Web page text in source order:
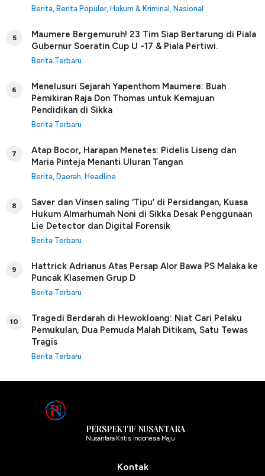
Berita, Berita Populer, Hukum & Kriminal , Nasional
5
Maumere Bergemuruh! 23 Tim Siap Bertarung di Piala
Gubernur Soeratin Cup U -17 & Piala Pertiwi.
Berita Terbaru
6
Menelusuri Sejarah Yapenthom Maumere: Buah
Pemikiran Raja Don Thomas untuk Kemajuan
Pendidikan di Sikka
Berita Terbaru
7
Atap Bocor, Harapan Menetes: Pidelis Liseng dan
Maria Pinteja Menanti Uluran Tangan
Berita, Daerah, Headline
8
Saver dan Vinsen saling ‘Tipu’ di Persidangan, Kuasa
Hukum Almarhumah Noni di Sikka Desak Penggunaan
Lie Detector dan Digital Forensik
Berita Terbaru
9
Hattrick Adrianus Atas Persap Alor Bawa PS Malaka ke
Puncak Klasemen Grup D
Berita Terbaru
10
Tragedi Berdarah di Hewokloang: Niat Cari Pelaku
Pemukulan, Dua Pemuda Malah Ditikam, Satu Tewas
Tragis
Berita Terbaru
PERSPEKTIF NUSANTARA
Nusantara Kritis, Indonesia Maju
Kontak